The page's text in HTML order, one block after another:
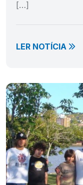
[…]
LER NOTÍCIA